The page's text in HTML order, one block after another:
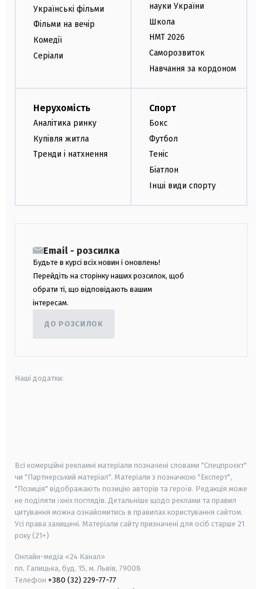
Українські фільми
Фільми на вечір
Комедії
Серіали
науки України
Школа
НМТ 2026
Саморозвиток
Навчання за кордоном
Нерухомість
Аналітика ринку
Купівля житла
Тренди і натхнення
Спорт
Бокс
Футбол
Теніс
Біатлон
Інші види спорту
Email - розсилка
Будьте в курсі всіх новин і оновлень!
Перейдіть на сторінку наших розсилок, щоб
обрати ті, що відповідають вашим
інтересам.
ДО РОЗСИЛОК
Наші додатки:
Всі комерційні рекламні матеріали позначені словами "Спецпроєкт"
чи "Партнерський матеріал". Матеріали з позначкою "Експерт",
"Позиція" відображають позицію авторів та героїв. Редакція може
не поділяти їхніх поглядів. Детальніше щодо реклами та правил
цитування можна ознайомитись в правилах користування сайтом.
Усі права захищені. Матеріали сайту призначені для осіб старше 21
року (21+)
Онлайн-медіа «24 Канал»
пл. Галицька, буд. 15, м. Львів, 79008
Телефон +380 (32) 229-77-77